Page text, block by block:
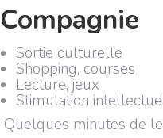
Compagnie
Sortie culturelle
Shopping, courses
Lecture, jeux
Stimulation
Quelques minutes de